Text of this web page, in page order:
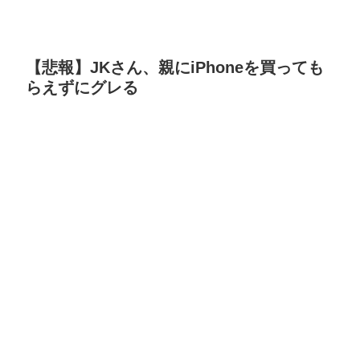
【悲報】JKさん、親にiPhoneを買っても
らえずにグレる